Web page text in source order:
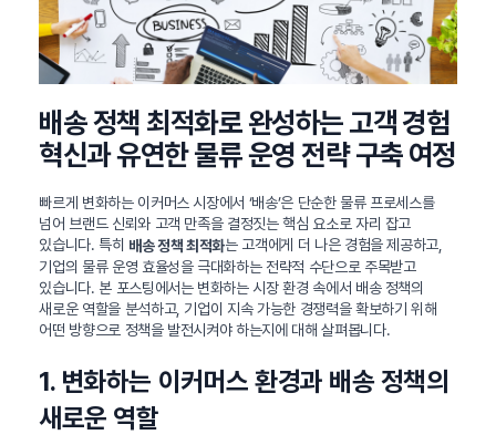
정부지원사업
배송 정책 최적화로 완성하는 고객 경험
혁신과 유연한 물류 운영 전략 구축 여정
빠르게 변화하는 이커머스 시장에서 ‘배송’은 단순한 물류 프로세스를
넘어 브랜드 신뢰와 고객 만족을 결정짓는 핵심 요소로 자리 잡고
있습니다. 특히 배송 정책 최적화는 고객에게 더 나은 경험을 제공하고,
기업의 물류 운영 효율성을 극대화하는 전략적 수단으로 주목받고
있습니다. 본 포스팅에서는 변화하는 시장 환경 속에서 배송 정책의
새로운 역할을 분석하고, 기업이 지속 가능한 경쟁력을 확보하기 위해
어떤 방향으로 정책을 발전시켜야 하는지에 대해 살펴봅니다.
1. 변화하는 이커머스 환경과 배송 정책의
새로운 역할